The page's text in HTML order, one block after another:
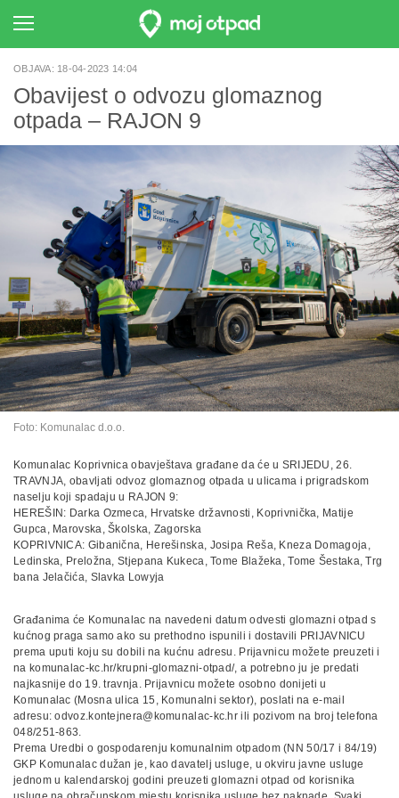
OBJAVA: 18-04-2023 14:04
Obavijest o odvozu glomaznog
otpada – RAJON 9
Foto: Komunalac d.o.o.
Komunalac Koprivnica obavještava građane da će u SRIJEDU, 26.
TRAVNJA, obavljati odvoz glomaznog otpada u ulicama i prigradskom
naselju koji spadaju u RAJON 9:
HEREŠIN: Darka Ozmeca, Hrvatske državnosti, Koprivnička, Matije
Gupca, Marovska, Školska, Zagorska
KOPRIVNICA: Gibanična, Herešinska, Josipa Reša, Kneza Domagoja,
Ledinska, Preložna, Stjepana Kukeca, Tome Blažeka, Tome Šestaka, Trg
bana Jelačića, Slavka Lowyja
Građanima će Komunalac na navedeni datum odvesti glomazni otpad s
kućnog praga samo ako su prethodno ispunili i dostavili PRIJAVNICU
prema uputi koju su dobili na kućnu adresu. Prijavnicu možete preuzeti i
na komunalac-kc.hr/krupni-glomazni-otpad/, a potrebno ju je predati
najkasnije do 19. travnja. Prijavnicu možete osobno donijeti u
Komunalac (Mosna ulica 15, Komunalni sektor), poslati na e-mail
adresu:odvoz.kontejnera@komunalac-kc.hr ili pozivom na broj telefona
048/251-863.
Prema Uredbi o gospodarenju komunalnim otpadom (NN 50/17 i 84/19)
GKP Komunalac dužan je, kao davatelj usluge, u okviru javne usluge
jednom u kalendarskoj godini preuzeti glomazni otpad od korisnika